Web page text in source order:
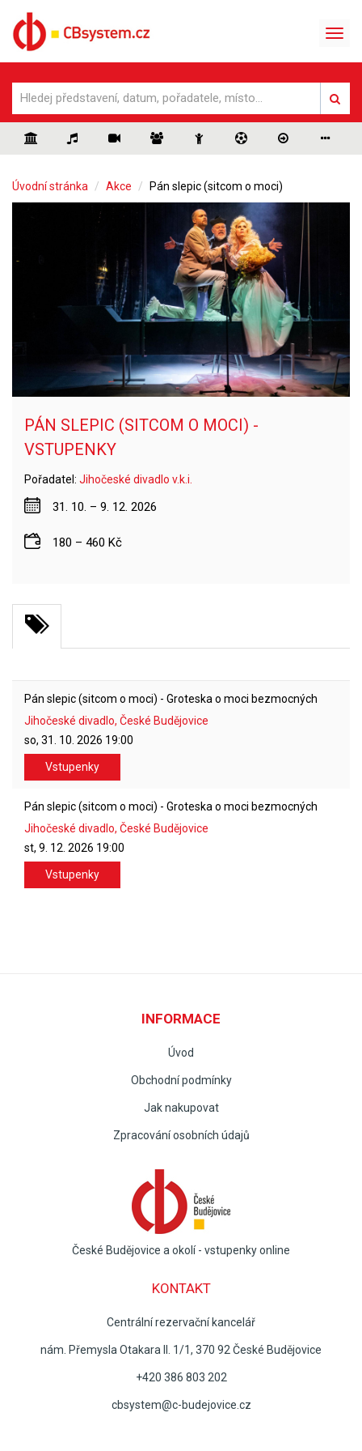
Úvodní stránka Akce Pán slepic (sitcom o moci)
PÁN SLEPIC (SITCOM O MOCI) -
VSTUPENKY
Pořadatel: Jihočeské divadlo v.k.i.
31. 10. – 9. 12. 2026
180 – 460 Kč
Pán slepic (sitcom o moci) - Groteska o moci bezmocných
Jihočeské divadlo, České Budějovice
so, 31. 10. 2026 19:00
Vstupenky
Pán slepic (sitcom o moci) - Groteska o moci bezmocných
Jihočeské divadlo, České Budějovice
st, 9. 12. 2026 19:00
Vstupenky
INFORMACE
Úvod
Obchodní podmínky
Jak nakupovat
Zpracování osobních údajů
České Budějovice a okolí - vstupenky online
KONTAKT
Centrální rezervační kancelář
nám. Přemysla Otakara II. 1/1, 370 92 České Budějovice
+420 386 803 202
cbsystem@c-budejovice.cz